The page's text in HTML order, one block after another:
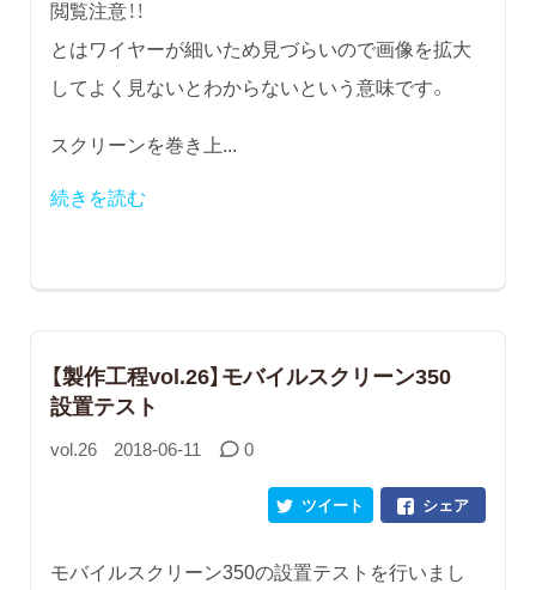
閲覧注意！！
とはワイヤーが細いため見づらいので画像を拡大
してよく見ないとわからないという意味です。
スクリーンを巻き上...
続きを読む
【製作工程vol.26】モバイルスクリーン350
設置テスト
vol.26 2018-06-11 0
シェア
ツイート
モバイルスクリーン350の設置テストを行いまし